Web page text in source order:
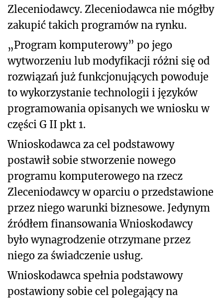
Zleceniodawcy. Zleceniodawca nie mógłby
zakupić takich programów na rynku.
„Program komputerowy” po jego
wytworzeniu lub modyfikacji różni się od
rozwiązań już funkcjonujących powoduje
to wykorzystanie technologii i języków
programowania opisanych we wniosku w
części G II pkt 1.
Wnioskodawca za cel podstawowy
postawił sobie stworzenie nowego
programu komputerowego na rzecz
Zleceniodawcy w oparciu o przedstawione
przez niego warunki biznesowe. Jedynym
źródłem finansowania Wnioskodawcy
było wynagrodzenie otrzymane przez
niego za świadczenie usług.
Wnioskodawca spełnia podstawowy
postawiony sobie cel polegający na